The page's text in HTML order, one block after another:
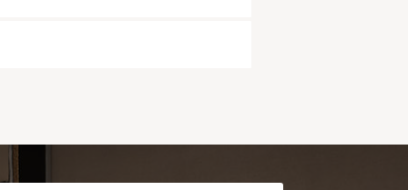
alle velden met een * zijn ingevuld.